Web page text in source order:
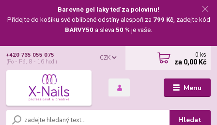
Barevné gel laky teď za polovinu!
Přidejte do košíku své oblíbené odstíny alespoň za 799 Kč, zadejte kód
BARVY50 a sleva 50 % je vaše.
Menu
CZK
Hledat
+420 735 055 075
(Po - Pá, 8 - 16 hod.)
0 ks
za 0,00 Kč